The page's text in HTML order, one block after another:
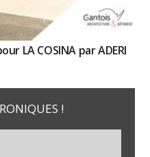
LA COSINA par ADERI
!